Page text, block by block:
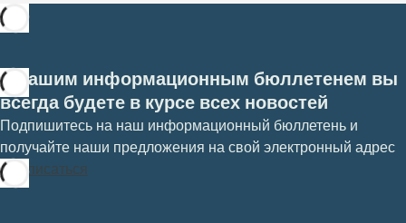
С нашим информационным бюллетенем вы
всегда будете в курсе всех новостей
Подпишитесь на наш информационный бюллетень и
получайте наши предложения на свой электронный адрес
Подписаться